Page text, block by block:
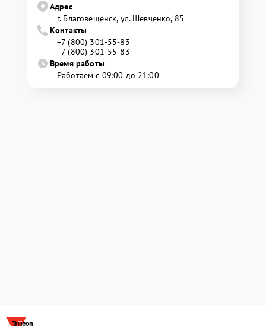
Адрес
г. Благовещенск, ул. Шевченко, 85
Контакты
+7 (800) 301-55-83
+7 (800) 301-55-83
Время работы
Работаем с 09:00 до 21:00